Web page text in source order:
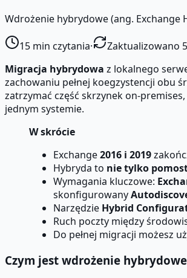
Wdrożenie hybrydowe (ang.
15 min czytania·
Zaktualizowano
Migracja hybrydowa z lokalnego
zachowaniu pełnej koegzystencji obu
zatrzymać część skrzynek on-
jednym systemie.
W skrócie
Exchange2016 i 2019
Hybryda to nie tylko
Wymagania kluczowe:
skonfigurowany
Narzędzie Hybrid
Ruch poczty między
Do pełnej migracji możesz
Czym jest wdrożenie